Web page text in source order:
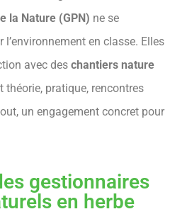
la Nature (GPN) ne se
l’environnement en classe. Elles
avec des chantiers nature
théorie, pratique, rencontres
un engagement concret pour
gestionnaires
en herbe